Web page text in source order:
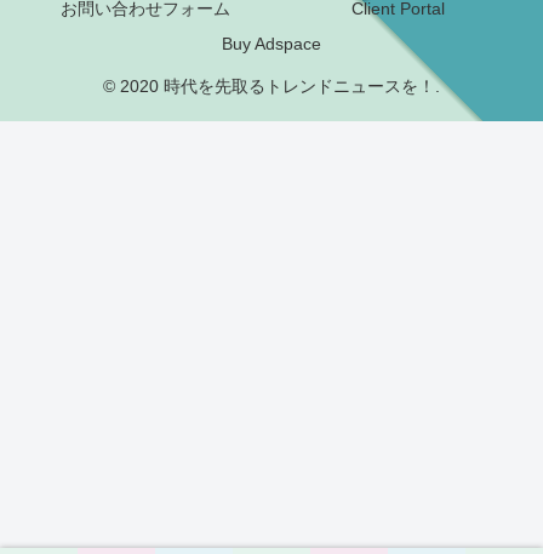
お問い合わせフォーム
Client Portal
Buy Adspace
© 2020 時代を先取るトレンドニュースを！.